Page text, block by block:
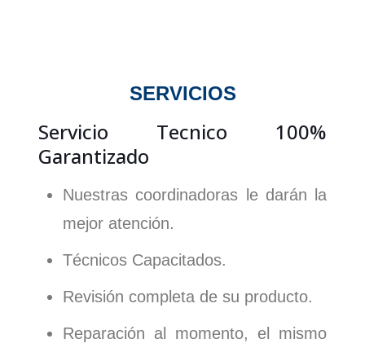
SERVICIOS
Servicio Tecnico 100%
Garantizado
Nuestras coordinadoras le darán la
mejor atención.
Técnicos Capacitados.
Revisión completa de su producto.
Reparación al momento, el mismo